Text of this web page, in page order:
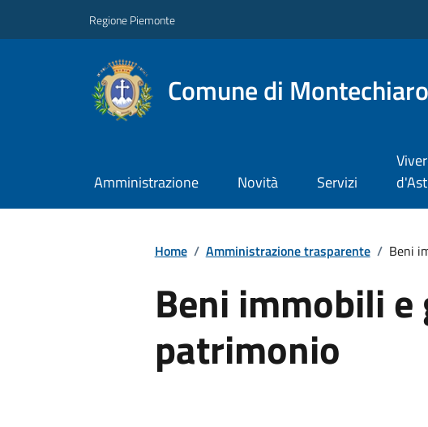
Regione Piemonte
Comune di
Amministrazione Novità Servizi
Home / Amministrazione trasparente / Beni
Beni immobili
patrimonio